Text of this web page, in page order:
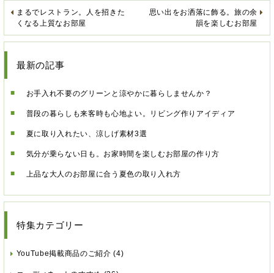
思い出をお洒落に飾る。旅の余
韻を楽しむお部屋
まるでレストラン。人を招きた
くなる上質なお部屋
最新の記事
お手入れ不要のグリーンと涼やかに暮らしませんか？
普段の暮らしも来客時も心地よい。リビング作りアイディア
夏に取り入れたい、涼しげ素材3選
気分が乗らない日も。お家時間を楽しむお部屋の作り方
上品な大人のお部屋に合う夏色の取り入れ方
特集カテゴリー
YouTube掲載商品のご紹介 (4)